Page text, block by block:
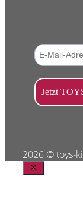
2026 © toys-
Schließen